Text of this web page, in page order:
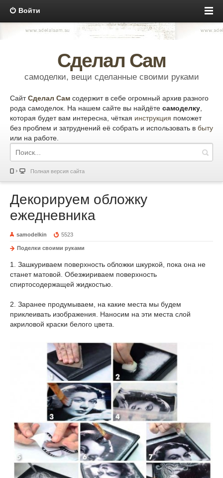
Войти
Сделал Сам
самоделки, вещи сделанные своими руками
СайтСделал Сам содержит в себе огромный архив разного
рода самоделок. На нашем сайте вы найдёте самоделку
которая будет вам интересна, чёткая инструкция поможет
без проблем и затруднений её собрать и использовать в быту
или на работе.
Полная версия сайта
Декорируем обложку
ежедневника
samodelkin 5523
Поделки своими руками
1. Зашкуриваем поверхность обложки шкуркой, пока она не
станет матовой. Обезжириваем поверхность
спиртосодержащей жидкостью.
2. Заранее продумываем, на какие места мы будем
приклеивать изображения. Наносим на эти места слой
акриловой краски белого цвета.